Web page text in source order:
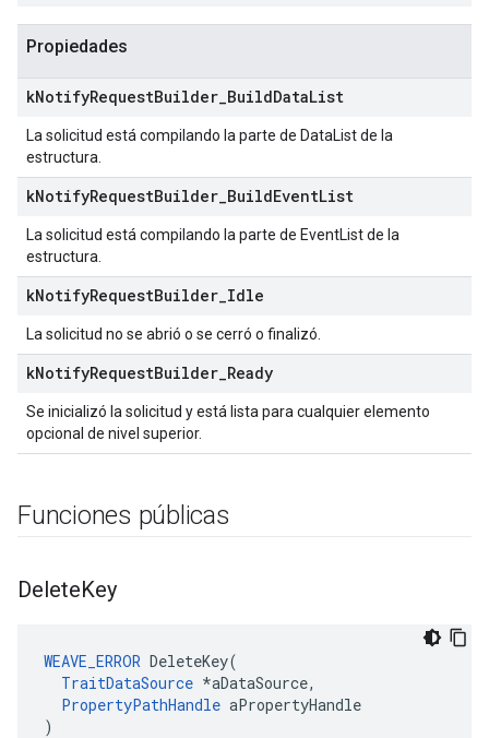
Propiedades
kNotifyRequestBuilder BuildDataList
La solicitud está compilando la parte de DataList de la
estructura.
kNotifyRequestBuilder BuildEventList
La solicitud está compilando la parte de EventList de la
estructura.
kNotifyRequestBuilder Idle
La solicitud no se abrió o se cerró o finalizó.
kNotifyRequestBuilder Ready
Se inicializó la solicitud y está lista para cualquier elemento
opcional de nivel superior.
Funciones públicas
DeleteKey
WEAVE_ERROR DeleteKey(
TraitDataSource *aDataSource,
PropertyPathHandle aPropertyHandle
)